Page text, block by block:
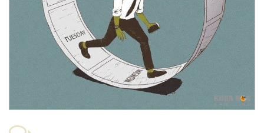
Phân Mảnh Linh Hồn - Nghiệp Quả (Karma)
The Law Of One - Bài Học Cuộc Đời - Sự
Tiến Hóa Của Linh Hồn - Bánh Đà Nghiệp Quả
The Law Of One - Nhận Thức Và Chuyển
Hóa Các Bài Học Cuộc Đời - Những Sai Lầm